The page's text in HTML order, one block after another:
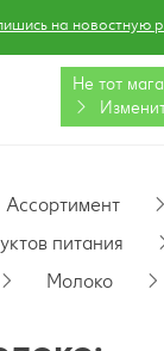
на новостную
Не тот
Ассортимент
питания
Молоко